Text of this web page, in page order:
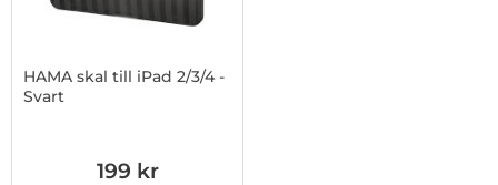
HAMA skal till iPad 2/3/4 -
Svart
199 kr